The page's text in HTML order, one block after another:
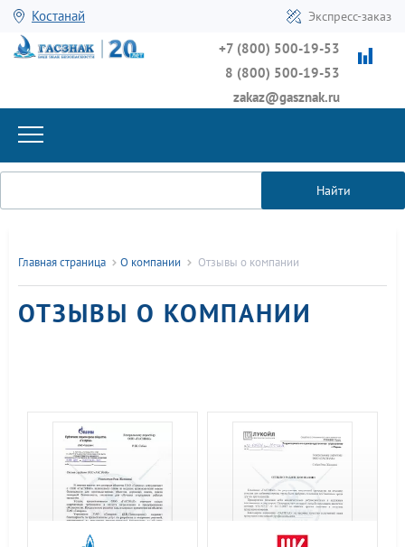
Костанай Экспресс-заказ
+7 (800) 500-19-53
8 (800) 500-19-53
zakaz@gasznak.ru
Найти
Главная страница О компании Отзывы о компании
ОТЗЫВЫ О КОМПАНИИ